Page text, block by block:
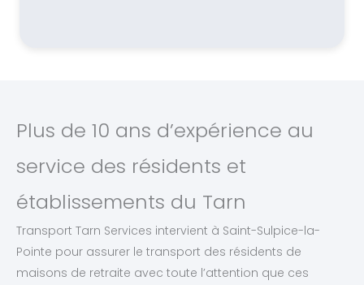
Plus de 10 ans d’expérience au
service des résidents et
établissements du Tarn
Transport Tarn Services intervient à Saint-Sulpice-la-
Pointe pour assurer le transport des résidents de
maisons de retraite avec toute l’attention que ces